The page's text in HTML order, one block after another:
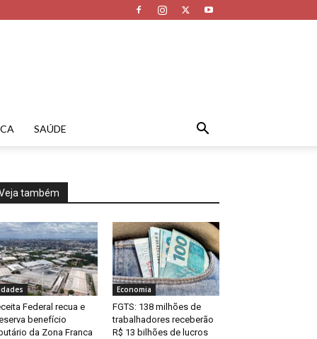
SAÚDE
também
Federal recua e
benefício
da Zona Franca
Economia
FGTS: 138 milhões de
trabalhadores receberão
R$ 13 bilhões de lucros